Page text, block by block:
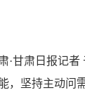
肃·甘肃日报记
，坚持主动问